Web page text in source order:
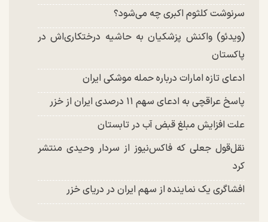
سرنوشت کلثوم اکبری چه می‌شود؟
(ویدئو) واکنش پزشکیان به حاشیه درختکاری‌اش در
پاکستان
ادعای تازه امارات درباره حمله موشکی ایران
پاسخ عراقچی به ادعای سهم ۱۱ درصدی ایران از خزر
علت افزایش مبلغ قبض آب در تابستان
نقل‌قول جعلی که فاکس‌نیوز از سردار وحیدی منتشر
کرد
افشاگری یک نماینده از سهم ایران در دریای خزر